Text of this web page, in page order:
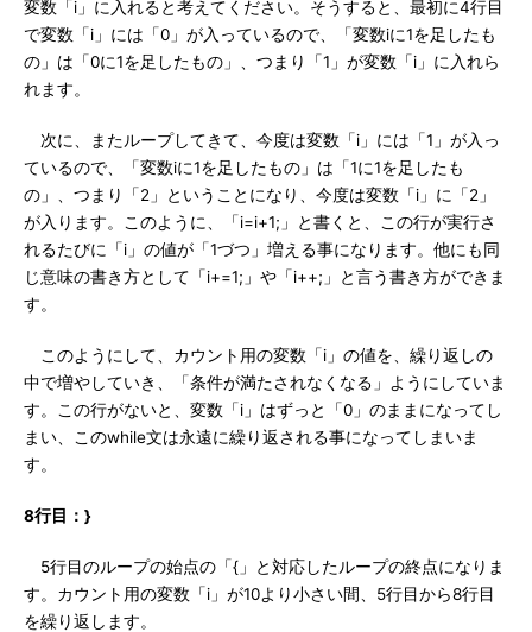
変数「i」に入れると考えてください。そうすると、最初に4行目
で変数「i」には「0」が入っているので、「変数iに1を足したも
の」は「0に1を足したもの」、つまり「1」が変数「i」に入れら
れます。
次に、またループしてきて、今度は変数「i」には「1」が入っ
ているので、「変数iに1を足したもの」は「1に1を足したも
の」、つまり「2」ということになり、今度は変数「i」に「2」
が入ります。このように、「i=i+1;」と書くと、この行が実行さ
れるたびに「i」の値が「1づつ」増える事になります。他にも同
じ意味の書き方として「i+=1;」や「i++;」と言う書き方ができま
す。
このようにして、カウント用の変数「i」の値を、繰り返しの
中で増やしていき、「条件が満たされなくなる」ようにしていま
す。この行がないと、変数「i」はずっと「0」のままになってし
まい、このwhile文は永遠に繰り返される事になってしまいま
す。
8行目：}
5行目のループの始点の「{」と対応したループの終点になりま
す。カウント用の変数「i」が10より小さい間、5行目から8行目
を繰り返します。